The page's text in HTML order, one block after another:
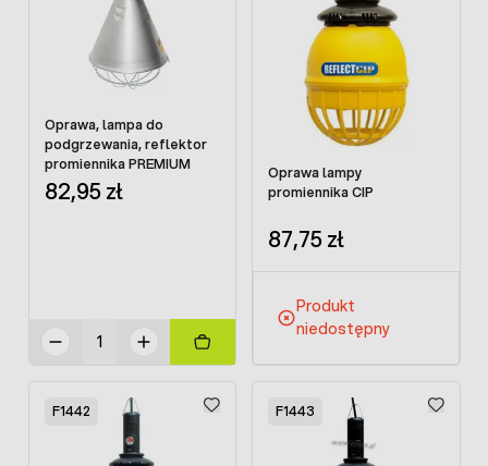
Oprawa, lampa do
podgrzewania, reflektor
promiennika PREMIUM
82,95 zł
Oprawa lampy
promiennika CIP
87,75 zł
Produkt
niedostępny
F1442 F1443